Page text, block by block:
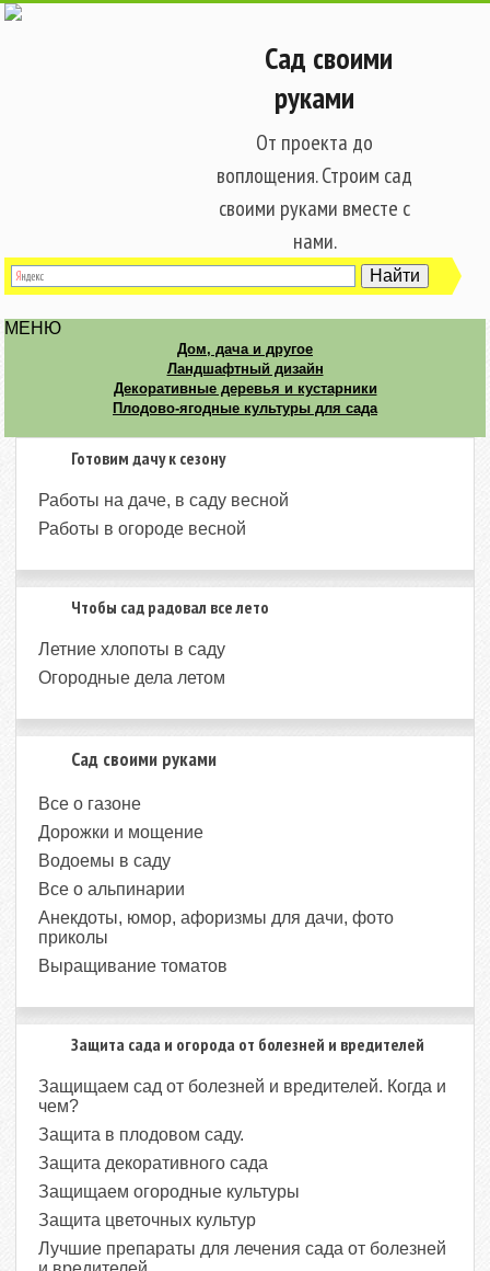
Сад своими
руками
От проекта до
воплощения. Строим сад
своими руками вместе с
нами.
МЕНЮ
Дом, дача и другое
Ландшафтный дизайн
Декоративные деревья и кустарники
Плодово-ягодные культуры для сада
Готовим дачу к сезону
Работы на даче, в саду весной
Работы в огороде весной
Чтобы сад радовал все лето
Летние хлопоты в саду
Огородные дела летом
Сад своими руками
Все о газоне
Дорожки и мощение
Водоемы в саду
Все о альпинарии
Анекдоты, юмор, афоризмы для дачи, фото
приколы
Выращивание томатов
Защита сада и огорода от болезней и вредителей
Защищаем сад от болезней и вредителей. Когда и
чем?
Защита в плодовом саду.
Защита декоративного сада
Защищаем огородные культуры
Защита цветочных культур
Лучшие препараты для лечения сада от болезней